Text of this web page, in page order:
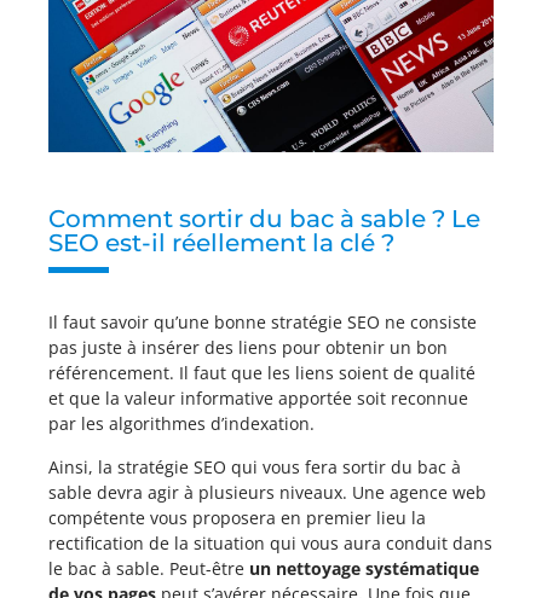
Comment sortir du bac à sable ? Le
SEO est-il réellement la clé ?
Il faut savoir qu’une bonne stratégie SEO ne consiste
pas juste à insérer des liens pour obtenir un bon
référencement. Il faut que les liens soient de qualité
et que la valeur informative apportée soit reconnue
par les algorithmes d’indexation.
Ainsi, la stratégie SEO qui vous fera sortir du bac à
sable devra agir à plusieurs niveaux. Une agence web
compétente vous proposera en premier lieu la
rectification de la situation qui vous aura conduit dans
le bac à sable. Peut-être un nettoyage systématique